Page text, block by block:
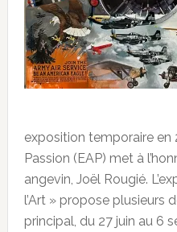
exposition temporaire en
Passion (EAP) met à
angevin, Joël Rougié.
l’Art » propose plusieurs
principal, du 27 juin au 6